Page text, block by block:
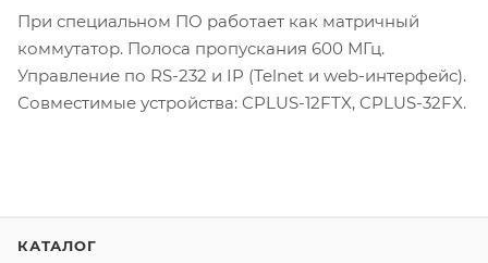
При специальном ПО работает как матричный
коммутатор. Полоса пропускания 600 МГц.
Управление по RS-232 и IP (Telnet и web-интерфейс).
Совместимые устройства: CPLUS-12FTX, CPLUS-32FX.
КАТАЛОГ